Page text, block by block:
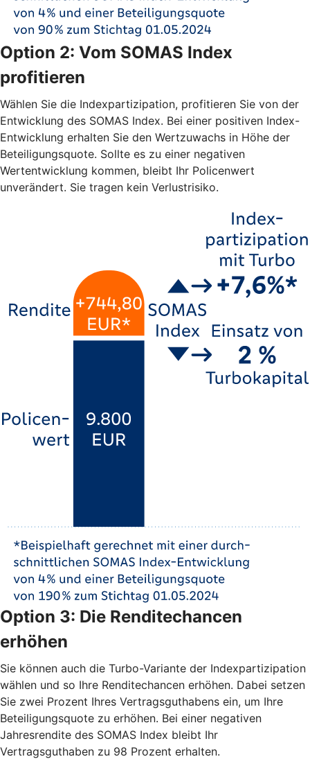
Option 2: Vom SOMAS Index
profitieren
Wählen Sie die Indexpartizipation, profitieren Sie von der
Entwicklung des SOMAS Index. Bei einer positiven Index-
Entwicklung erhalten Sie den Wertzuwachs in Höhe der
Beteiligungsquote. Sollte es zu einer negativen
Wertentwicklung kommen, bleibt Ihr Policenwert
unverändert. Sie tragen kein Verlustrisiko.
Option 3: Die Renditechancen
erhöhen
Sie können auch die Turbo-Variante der Indexpartizipation
wählen und so Ihre Renditechancen erhöhen. Dabei setzen
Sie zwei Prozent Ihres Vertragsguthabens ein, um Ihre
Beteiligungsquote zu erhöhen. Bei einer negativen
Jahresrendite des SOMAS Index bleibt Ihr
Vertragsguthaben zu 98 Prozent erhalten.